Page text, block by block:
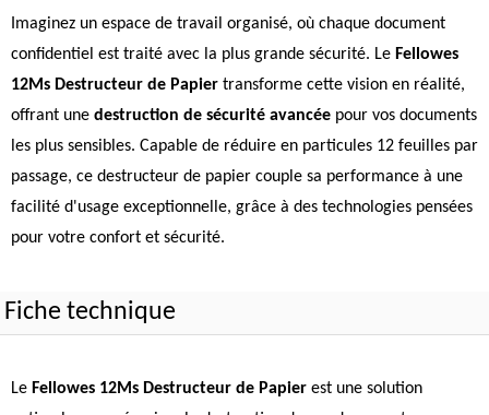
Imaginez un espace de travail organisé, où chaque document
confidentiel est traité avec la plus grande sécurité. Le Fellowes
12Ms Destructeur de Papier transforme cette vision en réalité,
offrant une destruction de sécurité avancée pour vos documents
les plus sensibles. Capable de réduire en particules 12 feuilles par
passage, ce destructeur de papier couple sa performance à une
facilité d'usage exceptionnelle, grâce à des technologies pensées
pour votre confort et sécurité.
Fiche technique
Le Fellowes 12Ms Destructeur de Papier est une solution